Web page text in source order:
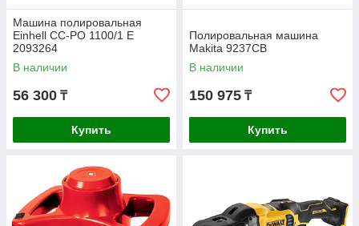
Машина полировальная
Einhell CC-PO 1100/1 E
2093264
В наличии
56 300 ₸
Купить
Полировальная машина
Makita 9237CB
В наличии
150 975 ₸
Купить